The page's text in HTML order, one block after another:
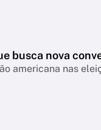
busca nova
americana nas